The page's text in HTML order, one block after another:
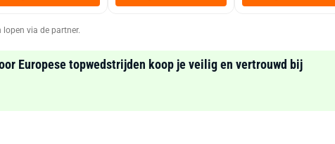
Zwart
via de partner.
Europese topwedstrijden koop je veilig en vertrouwd bij